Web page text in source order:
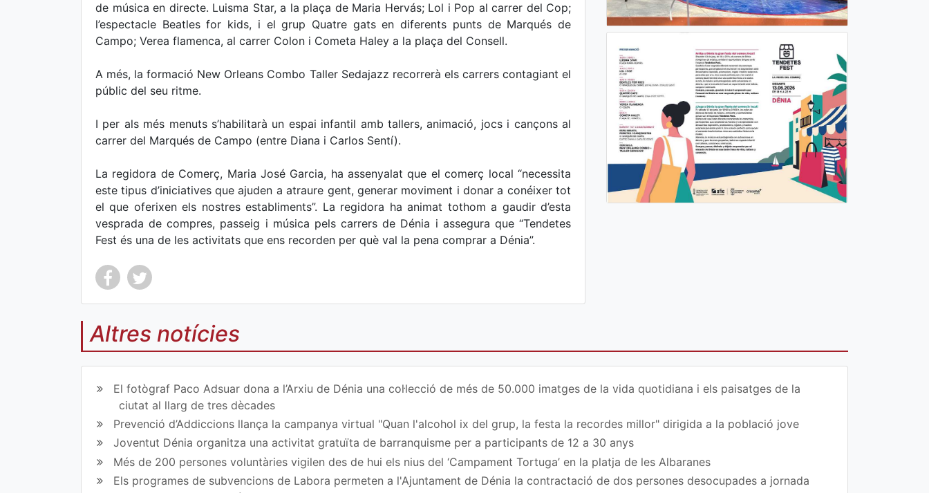
de música en directe. Luisma Star, a la plaça de Maria Hervás; Lol i Pop al carrer del Cop;
l’espectacle Beatles for kids, i el grup Quatre gats en diferents punts de Marqués de
Campo; Verea flamenca, al carrer Colon i Cometa Haley a la plaça del Consell.
A més, la formació New Orleans Combo Taller Sedajazz recorrerà els carrers contagiant el
públic del seu ritme.
I per als més menuts s’habilitarà un espai infantil amb tallers, animació, jocs i cançons al
carrer del Marqués de Campo (entre Diana i Carlos Sentí).
La regidora de Comerç, Maria José Garcia, ha assenyalat que el comerç local “necessita
este tipus d’iniciatives que ajuden a atraure gent, generar moviment i donar a conéixer tot
el que oferixen els nostres establiments”. La regidora ha animat tothom a gaudir d’esta
vesprada de compres, passeig i música pels carrers de Dénia i assegura que “Tendetes
Fest és una de les activitats que ens recorden per què val la pena comprar a Dénia”.
Co
art
ir
en
Fa
Co
art
ir
en
Tw
Altres notícies
El fotògraf Paco Adsuar dona a l’Arxiu de Dénia una col·lecció de més de 50.000 imatges de la vida quotidiana i els paisatges de la
ciutat al llarg de tres dècades
Prevenció d’Addiccions llança la campanya virtual "Quan l'alcohol ix del grup, la festa la recordes millor" dirigida a la població jove
Joventut Dénia organitza una activitat gratuïta de barranquisme per a participants de 12 a 30 anys
Més de 200 persones voluntàries vigilen des de hui els nius del ‘Campament Tortuga’ en la platja de les Albaranes
Els programes de subvencions de Labora permeten a l'Ajuntament de Dénia la contractació de dos persones desocupades a jornada